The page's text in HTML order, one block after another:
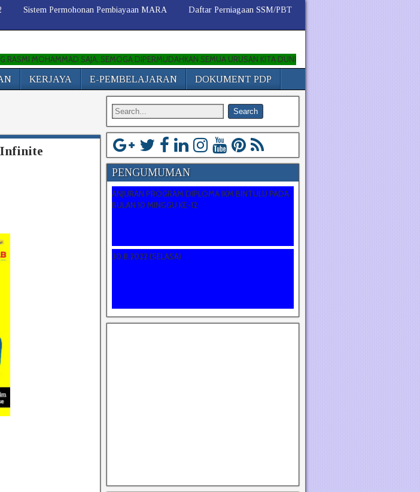
Sistem Permohonan Pembiayaan MARA Daftar Perniagaan SSM/PBT
MOHAMMAD SAJA, SEMOGA DIPERMUDAHKAN SEMUA URUSAN KITA DUNIA DAN AKHIRAT
KERJAYA E-PEMBELAJARAN DOKUMENT PDP
Infinite
PENGUMUMAN
CADANGAN PELAKSANAAN EXPO KEUSAHAWANAN
ANJURAN PROGRAM DIPLOMA IKM BINTULU PADA
BULAN 10 MINGGU KE-12
30.8.2022 (SELASA)